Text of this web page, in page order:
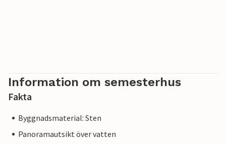
Information om semesterhus
Fakta
Byggnadsmaterial: Sten
Panoramautsikt över vatten